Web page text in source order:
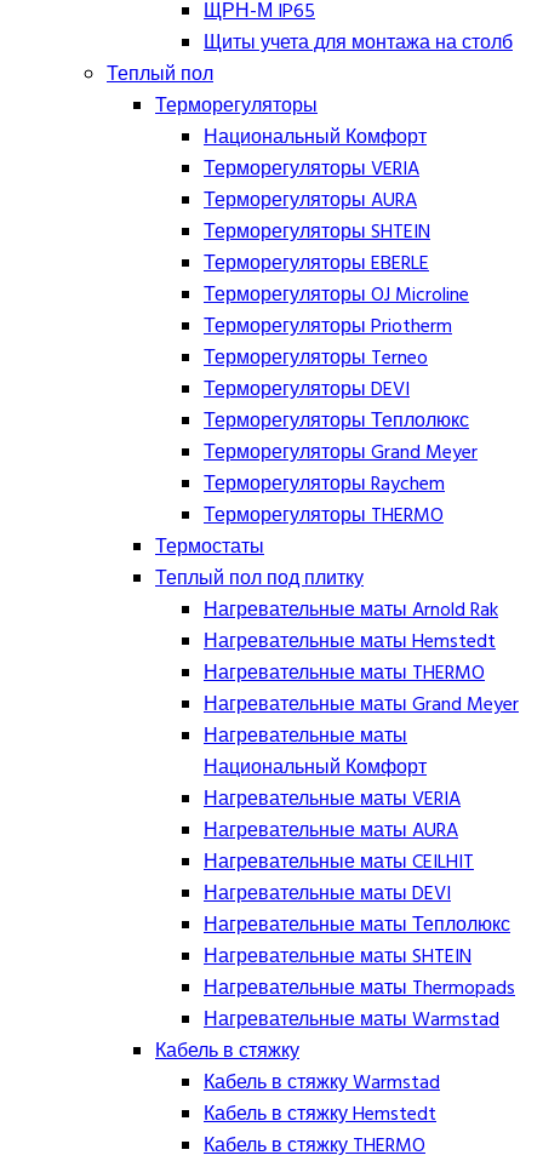
ЩРН-М IP65
Щиты учета для монтажа на столб
Теплый пол
Терморегуляторы
Национальный Комфорт
Терморегуляторы VERIA
Терморегуляторы AURA
Терморегуляторы SHTEIN
Терморегуляторы EBERLE
Терморегуляторы OJ Microline
Терморегуляторы Priotherm
Терморегуляторы Terneo
Терморегуляторы DEVI
Терморегуляторы Теплолюкс
Терморегуляторы Grand Meyer
Терморегуляторы Raychem
Терморегуляторы THERMO
Термостаты
Теплый пол под плитку
Нагревательные маты Arnold Rak
Нагревательные маты Hemstedt
Нагревательные маты THERMO
Нагревательные маты Grand Meyer
Нагревательные маты
Национальный Комфорт
Нагревательные маты VERIA
Нагревательные маты AURA
Нагревательные маты CEILHIT
Нагревательные маты DEVI
Нагревательные маты Теплолюкс
Нагревательные маты SHTEIN
Нагревательные маты Thermopads
Нагревательные маты Warmstad
Кабель в стяжку
Кабель в стяжку Warmstad
Кабель в стяжку Hemstedt
Кабель в стяжку THERMO